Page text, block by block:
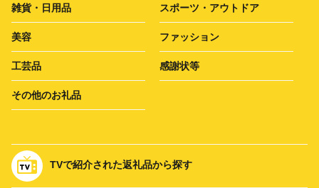
雑貨・日用品 スポーツ・アウトドア
美容 ファッション
工芸品 感謝状等
その他のお礼品
TVで紹介された返礼品から探す